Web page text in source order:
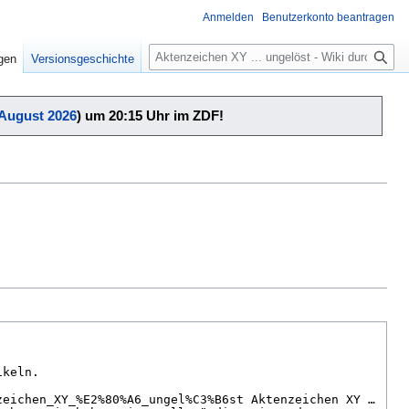
2026) um 20:15 Uhr im ZDF!
Anmelden Benutzerkonto beantragen
Versionsgeschichte
Suche